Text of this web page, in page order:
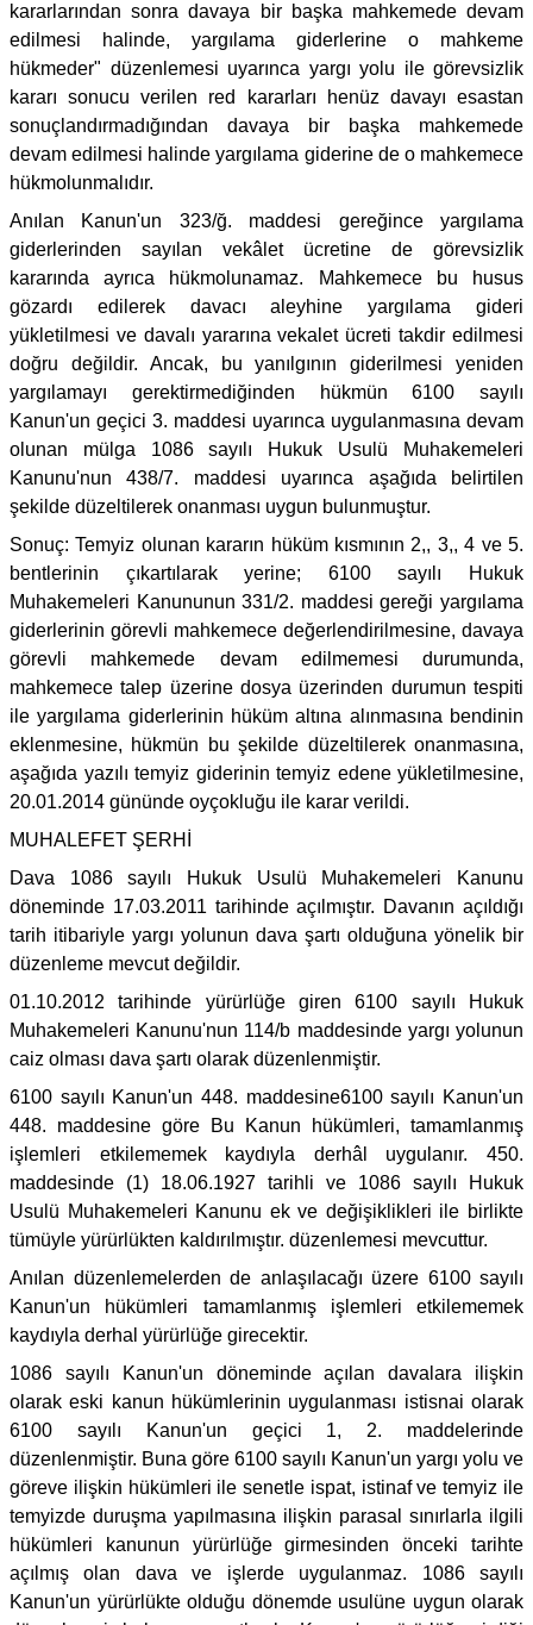
kararlarından sonra davaya bir başka mahkemede devam
edilmesi halinde, yargılama giderlerine o mahkeme
hükmeder" düzenlemesi uyarınca yargı yolu ile görevsizlik
kararı sonucu verilen red kararları henüz davayı esastan
sonuçlandırmadığından davaya bir başka mahkemede
devam edilmesi halinde yargılama giderine de o mahkemece
hükmolunmalıdır.
Anılan Kanun'un 323/ğ. maddesi gereğince yargılama
giderlerinden sayılan vekâlet ücretine de görevsizlik
kararında ayrıca hükmolunamaz. Mahkemece bu husus
gözardı edilerek davacı aleyhine yargılama gideri
yükletilmesi ve davalı yararına vekalet ücreti takdir edilmesi
doğru değildir. Ancak, bu yanılgının giderilmesi yeniden
yargılamayı gerektirmediğinden hükmün 6100 sayılı
Kanun'un geçici 3. maddesi uyarınca uygulanmasına devam
olunan mülga 1086 sayılı Hukuk Usulü Muhakemeleri
Kanunu'nun 438/7. maddesi uyarınca aşağıda belirtilen
şekilde düzeltilerek onanması uygun bulunmuştur.
Sonuç: Temyiz olunan kararın hüküm kısmının 2,, 3,, 4 ve 5.
bentlerinin çıkartılarak yerine; 6100 sayılı Hukuk
Muhakemeleri Kanununun 331/2. maddesi gereği yargılama
giderlerinin görevli mahkemece değerlendirilmesine, davaya
görevli mahkemede devam edilmemesi durumunda,
mahkemece talep üzerine dosya üzerinden durumun tespiti
ile yargılama giderlerinin hüküm altına alınmasına bendinin
eklenmesine, hükmün bu şekilde düzeltilerek onanmasına,
aşağıda yazılı temyiz giderinin temyiz edene yükletilmesine,
20.01.2014 gününde oyçokluğu ile karar verildi.
MUHALEFET ŞERHİ
Dava 1086 sayılı Hukuk Usulü Muhakemeleri Kanunu
döneminde 17.03.2011 tarihinde açılmıştır. Davanın açıldığı
tarih itibariyle yargı yolunun dava şartı olduğuna yönelik bir
düzenleme mevcut değildir.
01.10.2012 tarihinde yürürlüğe giren 6100 sayılı Hukuk
Muhakemeleri Kanunu'nun 114/b maddesinde yargı yolunun
caiz olması dava şartı olarak düzenlenmiştir.
6100 sayılı Kanun'un 448. maddesine6100 sayılı Kanun'un
448. maddesine göre Bu Kanun hükümleri, tamamlanmış
işlemleri etkilememek kaydıyla derhâl uygulanır. 450.
maddesinde (1) 18.06.1927 tarihli ve 1086 sayılı Hukuk
Usulü Muhakemeleri Kanunu ek ve değişiklikleri ile birlikte
tümüyle yürürlükten kaldırılmıştır. düzenlemesi mevcuttur.
Anılan düzenlemelerden de anlaşılacağı üzere 6100 sayılı
Kanun'un hükümleri tamamlanmış işlemleri etkilememek
kaydıyla derhal yürürlüğe girecektir.
1086 sayılı Kanun'un döneminde açılan davalara ilişkin
olarak eski kanun hükümlerinin uygulanması istisnai olarak
6100 sayılı Kanun'un geçici 1, 2. maddelerinde
düzenlenmiştir. Buna göre 6100 sayılı Kanun'un yargı yolu ve
göreve ilişkin hükümleri ile senetle ispat, istinaf ve temyiz ile
temyizde duruşma yapılmasına ilişkin parasal sınırlarla ilgili
hükümleri kanunun yürürlüğe girmesinden önceki tarihte
açılmış olan dava ve işlerde uygulanmaz. 1086 sayılı
Kanun'un yürürlükte olduğu dönemde usulüne uygun olarak